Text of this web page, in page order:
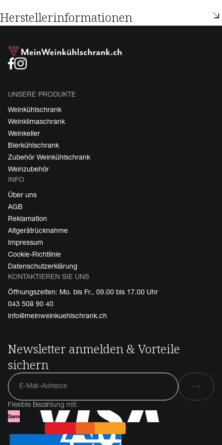
Herstellerinformationen
UNSERE PRODUKTE
Weinkühlschrank
Weinklimaschrank
Weinkeller
Bierkühlschrank
Zubehör Weinkühlschrank
Weinzubehör
INFO
Über uns
AGB
Reklamation
Altgerätrücknahme
Impressum
Cookie-Richtlinie
Datenschutzerklärung
KONTAKTIEREN SIE UNS
Öffnungszeiten: Mo. bis Fr., 09.00 bis 17.00 Uhr
043 508 90 40
info@meinweinkuehlschrank.ch
Newsletter anmelden & Vorteile
sichern
Flexible Bezahlung mit: